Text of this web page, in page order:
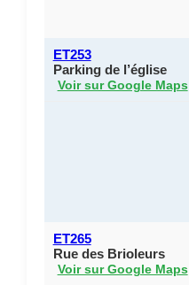
ET253
Parking de l’église
Voir sur Google Maps
ET265
Rue des Brioleurs
Voir sur Google Maps